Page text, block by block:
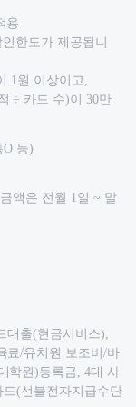
용
한도가 제공됩니
1원 이상이고,
÷ 카드 수)이 30만
O 등)
액은 전월 1일 ~ 말
대출(현금서비스),
료/유치원 보조비/바
학원)등록금, 4대 사
(선불전자지급수단